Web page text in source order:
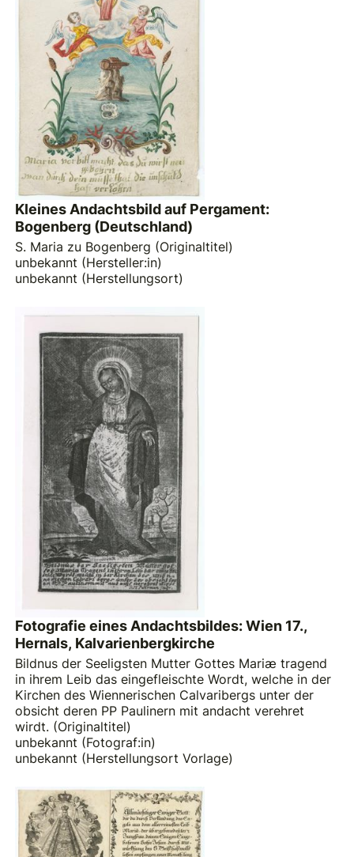
Kleines Andachtsbild auf Pergament:
Bogenberg (Deutschland)
S. Maria zu Bogenberg (Originaltitel)
unbekannt (Hersteller:in)
unbekannt (Herstellungsort)
Fotografie eines Andachtsbildes: Wien 17.,
Hernals, Kalvarienbergkirche
Bildnus der Seeligsten Mutter Gottes Mariæ tragend
in ihrem Leib das eingefleischte Wordt, welche in der
Kirchen des Wiennerischen Calvaribergs unter der
obsicht deren PP Paulinern mit andacht verehret
wirdt. (Originaltitel)
unbekannt (Fotograf:in)
unbekannt (Herstellungsort Vorlage)